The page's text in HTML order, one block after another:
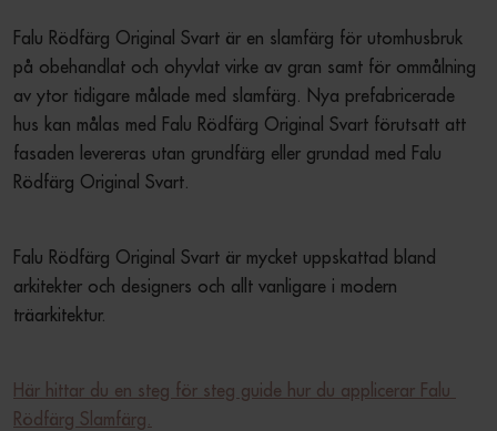
Falu Rödfärg Original Svart är en slamfärg för utomhusbruk
på obehandlat och ohyvlat virke av gran samt för ommålning
av ytor tidigare målade med slamfärg. Nya prefabricerade
hus kan målas med Falu Rödfärg Original Svart förutsatt att
fasaden levereras utan grundfärg eller grundad med Falu
Rödfärg Original Svart.
Falu Rödfärg Original Svart är mycket uppskattad bland
arkitekter och designers och allt vanligare i modern
träarkitektur.
Här hittar du en steg för steg guide hur du applicerar Falu
Rödfärg Slamfärg.